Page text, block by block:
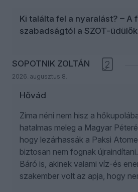
Ki találta fel a nyaralást? – A
szabadságtól a SZOT-
SOPOTNIK ZOLTÁN
2026. augusztus 8.
2
Hővád
Zima néni nem hisz a
hatalmas meleg a Magyar
hogy lezárhassák a Paksi
biztosan nem fognak
Báró is, akinek valami víz-és
szakember volt az apja, hogy